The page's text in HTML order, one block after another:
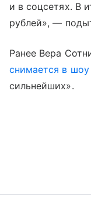
и в соцсетях. В
рублей», —
Ранее Вера
снимается в шоу
сильнейших».